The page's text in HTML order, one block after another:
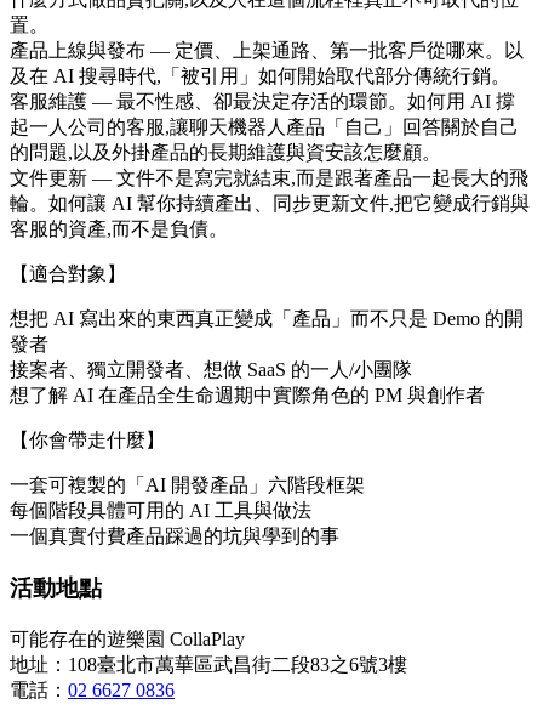
置。
產品上線與發布 — 定價、上架通路、第一批客戶從哪來。以
及在 AI 搜尋時代,「被引用」如何開始取代部分傳統行銷。
客服維護 — 最不性感、卻最決定存活的環節。如何用 AI 撐
起一人公司的客服,讓聊天機器人產品「自己」回答關於自己
的問題,以及外掛產品的長期維護與資安該怎麼顧。
文件更新 — 文件不是寫完就結束,而是跟著產品一起長大的飛
輪。如何讓 AI 幫你持續產出、同步更新文件,把它變成行銷與
客服的資產,而不是負債。
【適合對象】
想把 AI 寫出來的東西真正變成「產品」而不只是 Demo 的開
發者
接案者、獨立開發者、想做 SaaS 的一人/小團隊
想了解 AI 在產品全生命週期中實際角色的 PM 與創作者
【你會帶走什麼】
一套可複製的「AI 開發產品」六階段框架
每個階段具體可用的 AI 工具與做法
一個真實付費產品踩過的坑與學到的事
活動地點
可能存在的遊樂園 CollaPlay
地址：108臺北市萬華區武昌街二段83之6號3樓
電話： 02 6627 0836